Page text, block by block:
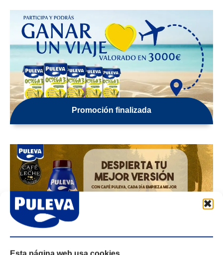
Esta página web usa cookies
Promoción finalizada